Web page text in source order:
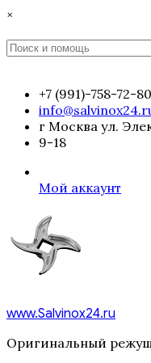
Перейти
содержимому
×
Поиск
+7 (991)-758-72-80
г Москва ул.
9-18
Мой аккаунт
www.Salvinox24.ru
Оригинальный